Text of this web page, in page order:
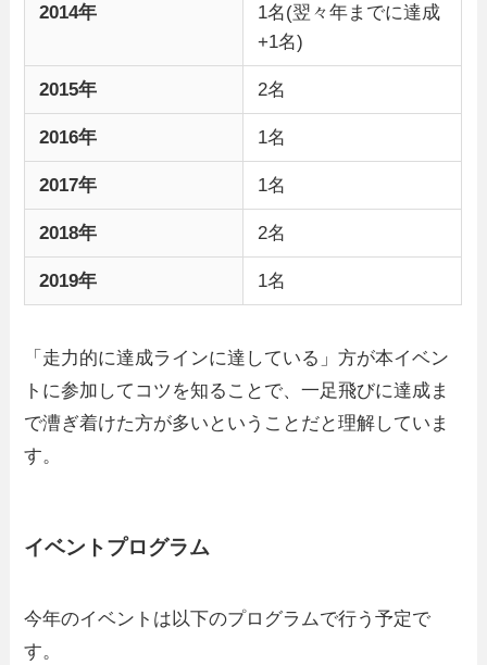
2014年
1名(翌々年までに達成
+1名)
2015年 2名
2016年 1名
2017年 1名
2018年 2名
2019年 1名
「走力的に達成ラインに達している」方が本イベン
トに参加してコツを知ることで、一足飛びに達成ま
で漕ぎ着けた方が多いということだと理解していま
す。
イベントプログラム
今年のイベントは以下のプログラムで行う予定で
す。